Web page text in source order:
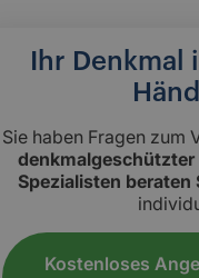
Ihr Denkmal
Sie haben Fragen zum
denkmalgeschützter
Spezialisten beraten
Kostenloses